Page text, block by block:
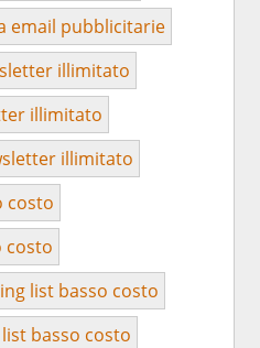
email pubblicitarie
illimitato
illimitato
illimitato
costo
costo
list basso costo
basso costo